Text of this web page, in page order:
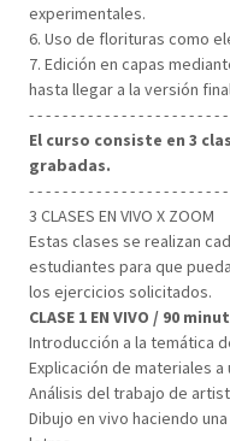
experimentales.
6. Uso de florituras como
7. Edición en capas
hasta llegar a la versión
- - - - - - - - - - - - - - - - - - - - - - -
El curso consiste en 3
grabadas.
- - - - - - - - - - - - - - - - - - - - - - -
3 CLASES EN VIVO X ZOOM
Estas clases se realizan
estudiantes para que
los ejercicios solicitados.
CLASE 1 EN VIVO / 90
Introducción a la temática
Explicación de materiales a
Análisis del trabajo de
Dibujo en vivo haciendo